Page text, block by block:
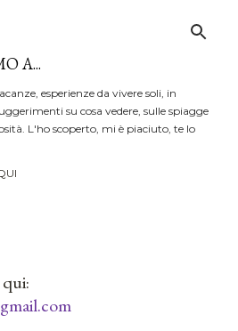
A...
esperienze da vivere soli, in
su cosa vedere, sulle spiagge
L'ho scoperto, mi è piaciuto, te lo